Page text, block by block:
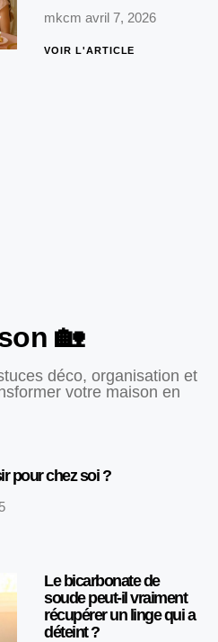
mkcm avril 7, 2026
VOIR L'ARTICLE
🏡
déco, organisation et
votre maison en
pour chez soi ?
Le bicarbonate de
soude peut-il vraiment
récupérer un linge qui a
déteint ?